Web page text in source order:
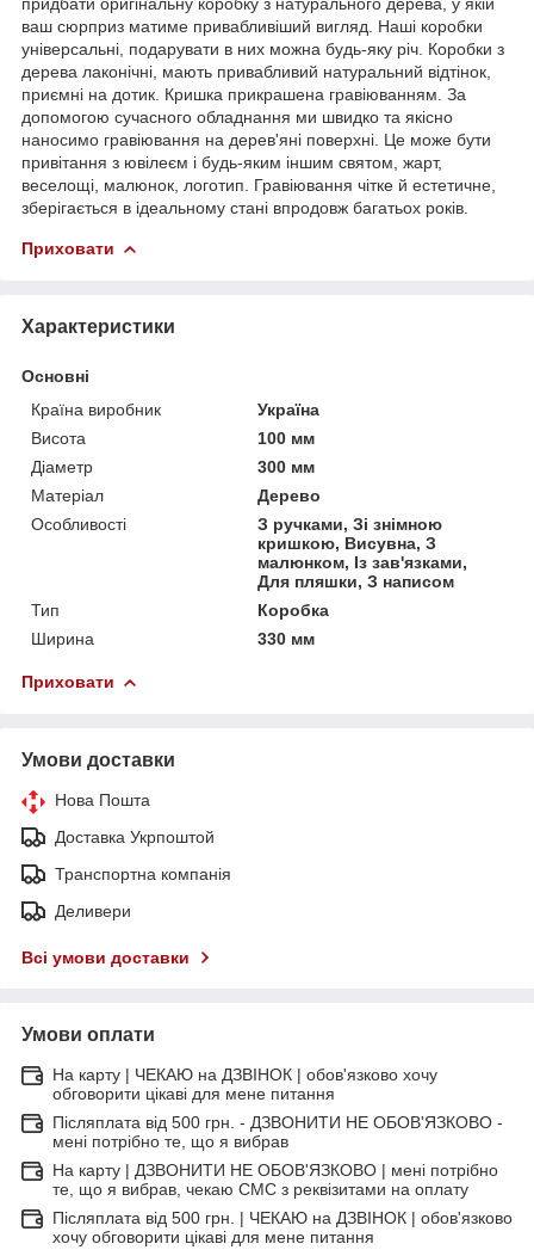
ваш сюрприз матиме привабливіший вигляд. Наші коробки
універсальні, подарувати в них можна будь-яку річ. Коробки з
дерева лаконічні, мають привабливий натуральний відтінок,
приємні на дотик. Кришка прикрашена гравіюванням. За
допомогою сучасного обладнання ми швидко та якісно
наносимо гравіювання на дерев'яні поверхні. Це може бути
привітання з ювілеєм і будь-яким іншим святом, жарт,
веселощі, малюнок, логотип. Гравіювання чітке й естетичне,
зберігається в ідеальному стані впродовж багатьох років.
Приховати
Характеристики
Основні
Країна виробник
Україна
Висота
100 мм
Діаметр
300 мм
Матеріал
Дерево
Особливості
З ручками, Зі знімною
кришкою, Висувна, З
малюнком, Із зав'язками,
Для пляшки, З написом
Тип
Коробка
Ширина
330 мм
Приховати
Умови доставки
Нова Пошта
Доставка Укрпоштой
Транспортна компанія
Деливери
Всі умови доставки
Умови оплати
На карту | ЧЕКАЮ на ДЗВІНОК | обов'язково хочу
обговорити цікаві для мене питання
Післяплата від 500 грн. - ДЗВОНИТИ НЕ ОБОВ'ЯЗКОВО -
мені потрібно те, що я вибрав
На карту | ДЗВОНИТИ НЕ ОБОВ'ЯЗКОВО | мені потрібно
те, що я вибрав, чекаю СМС з реквізитами на оплату
Післяплата від 500 грн. | ЧЕКАЮ на ДЗВІНОК | обов'язково
хочу обговорити цікаві для мене питання